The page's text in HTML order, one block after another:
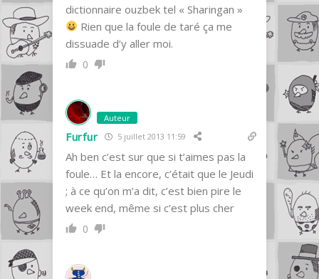
dictionnaire ouzbek tel « Sharingan »
Rien que la foule de taré ça me
dissuade d’y aller moi.
0
Auteur
Furfur 5 juillet 2013 11:59
Ah ben c’est sur que si t’aimes pas la
foule… Et la encore, c’était que le Jeudi
; à ce qu’on m’a dit, c’est bien pire le
week end, même si c’est plus cher
0